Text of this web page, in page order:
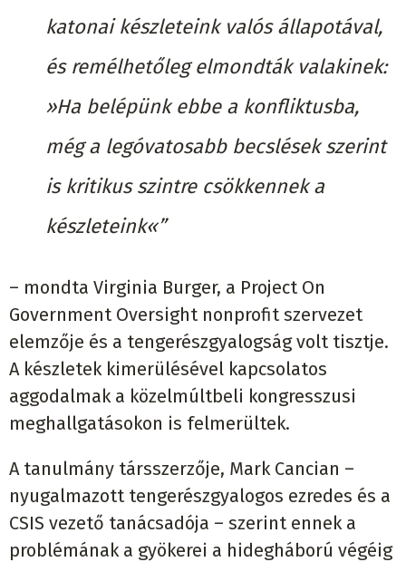
katonai készleteink valós állapotával,
és remélhetőleg elmondták valakinek:
»Ha belépünk ebbe a konfliktusba,
még a legóvatosabb becslések szerint
is kritikus szintre csökkennek a
készleteink«”
– mondta Virginia Burger, a Project On
Government Oversight nonprofit szervezet
elemzője és a tengerészgyalogság volt tisztje.
A készletek kimerülésével kapcsolatos
aggodalmak a közelmúltbeli kongresszusi
meghallgatásokon is felmerültek.
A tanulmány társszerzője, Mark Cancian –
nyugalmazott tengerészgyalogos ezredes és a
CSIS vezető tanácsadója – szerint ennek a
problémának a gyökerei a hidegháború végéig